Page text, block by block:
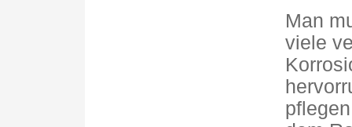
Man
viele